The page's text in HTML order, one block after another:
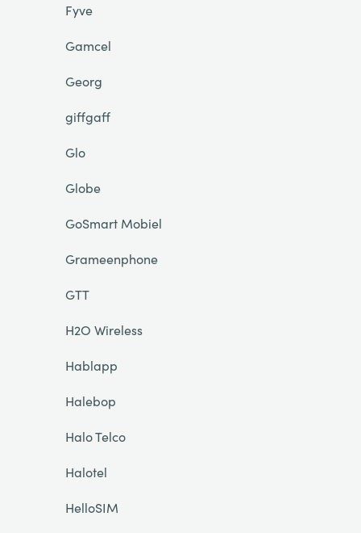
Fyve
Gamcel
Georg
giffgaff
Glo
Globe
GoSmart Mobiel
Grameenphone
GTT
H2O Wireless
Hablapp
Halebop
Halo Telco
Halotel
HelloSIM